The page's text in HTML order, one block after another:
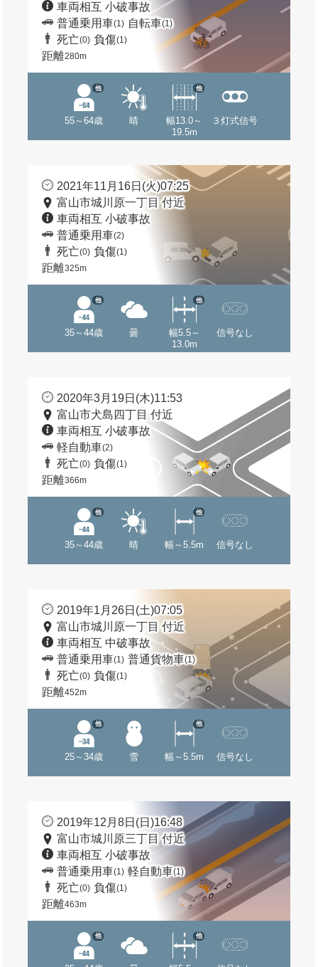
車両相互 小破事故
普通乗用車(1) 自転車(1)
死亡(0) 負傷(1)
距離280m
55～64歳
他
晴
幅13.0～
19.5m
他
３灯式信号
2021年11月16日(火)07:25
富山市城川原一丁目 付近
車両相互 小破事故
普通乗用車(2)
死亡(0) 負傷(1)
距離325m
35～44歳
他
曇
幅5.5～
13.0m
他
信号なし
2020年3月19日(木)11:53
富山市犬島四丁目 付近
車両相互 小破事故
軽自動車(2)
死亡(0) 負傷(1)
距離366m
35～44歳
他
晴 幅～5.5m
他
信号なし
2019年1月26日(土)07:05
富山市城川原一丁目 付近
車両相互 中破事故
普通乗用車(1) 普通貨物車(1)
死亡(0) 負傷(1)
距離452m
25～34歳
他
雪 幅～5.5m
他
信号なし
2019年12月8日(日)16:48
富山市城川原三丁目 付近
車両相互 小破事故
普通乗用車(1) 軽自動車(1)
死亡(0) 負傷(1)
距離463m
他 他